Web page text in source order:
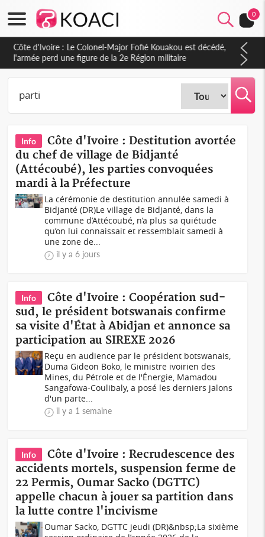
0
Côte d'Ivoire : Le Colonel-Major Fofié Kouakou est décédé,
l'armée perd une figure de la 2e Région militaire
Info
Côte d'Ivoire : Destitution avortée
du chef de village de Bidjanté
(Attécoubé), les parties convoquées
mardi à la Préfecture
La cérémonie de destitution annulée samedi à
Bidjanté (DR)Le village de Bidjanté, dans la
commune d’Attécoubé, n’a plus sa quiétude
qu’on lui connaissait et ressemblait samedi à
une zone de...
il y a 6 jours
Info
Côte d'Ivoire : Coopération sud-
sud, le président botswanais confirme
sa visite d'État à Abidjan et annonce sa
participation au SIREXE 2026
Reçu en audience par le président botswanais,
Duma Gideon Boko, le ministre ivoirien des
Mines, du Pétrole et de l'Énergie, Mamadou
Sangafowa-Coulibaly, a posé les derniers jalons
d'un parte...
il y a 1 semaine
Info
Côte d'Ivoire : Recrudescence des
accidents mortels, suspension ferme de
22 Permis, Oumar Sacko (DGTTC)
appelle chacun à jouer sa partition dans
la lutte contre l'incivisme
Oumar Sacko, DGTTC jeudi (DR)&nbsp;La sixième